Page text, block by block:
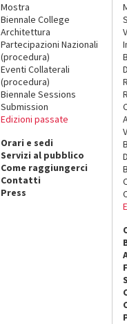
Mostra
Biennale College
Architettura
Partecipazioni Nazionali
(procedura)
Eventi Collaterali
(procedura)
Biennale Sessions
Submission
Edizioni passate
Orari e sedi
Servizi al pubblico
Come raggiungerci
Contatti
Press